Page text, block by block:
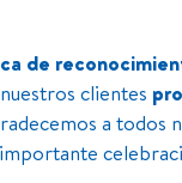
de
clientes
a